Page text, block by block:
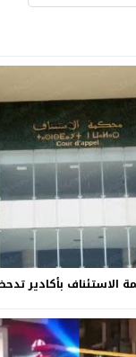
الاستئناف بأكادير